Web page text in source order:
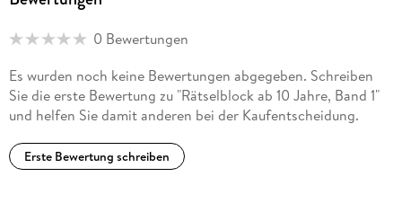
0 Bewertungen
Es wurden noch keine Bewertungen abgegeben. Schreiben
Sie die erste Bewertung zu "Rätselblock ab 10 Jahre, Band 1"
und helfen Sie damit anderen bei der Kaufentscheidung.
Erste Bewertung schreiben